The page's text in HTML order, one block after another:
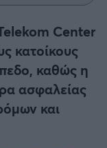
Center
κατοίκους
καθώς η
ασφαλείας
και